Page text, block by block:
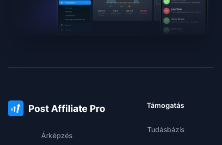
Árképzés
Támogatás
Tudásbázis